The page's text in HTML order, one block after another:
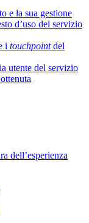
e la sua gestione
d’uso del servizio
i touchpointdel
utente del servizio
dell’esperienza